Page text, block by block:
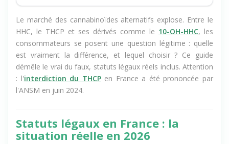
Le marché des cannabinoïdes alternatifs explose. Entre le
HHC, le THCP et ses dérivés comme le 10-OH-HHC, les
consommateurs se posent une question légitime : quelle
est vraiment la différence, et lequel choisir ? Ce guide
démêle le vrai du faux, statuts légaux réels inclus. Attention
: l'interdiction du THCPen France a été prononcée par
l'ANSM en juin 2024.
Statuts légaux en France : la
situation réelle en 2026